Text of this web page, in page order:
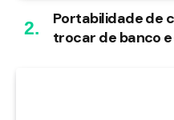
Portabilidade de
trocar de banco